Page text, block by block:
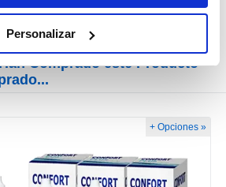
Personalizar
Comprado este Producto
+ Opciones »